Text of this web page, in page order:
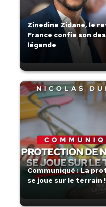
Zinedine Zidane, le
France confie son
légende
Communiqué : La
se joue sur le terrain !